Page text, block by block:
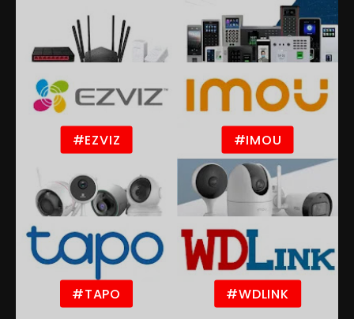
#EZVIZ #IMOU
#TAPO #WDLINK